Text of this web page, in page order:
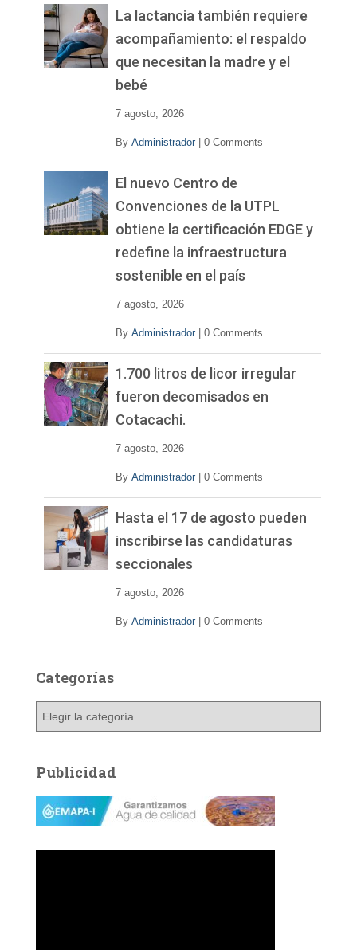
La lactancia también requiere
acompañamiento: el respaldo
que necesitan la madre y el
bebé
7 agosto, 2026
By Administrador 0 Comments
El nuevo Centro de
Convenciones de la UTPL
obtiene la certificación EDGE y
redefine la infraestructura
sostenible en el país
7 agosto, 2026
By Administrador 0 Comments
1.700 litros de licor irregular
fueron decomisados en
Cotacachi.
7 agosto, 2026
By Administrador 0 Comments
Hasta el 17 de agosto pueden
inscribirse las candidaturas
seccionales
7 agosto, 2026
By Administrador 0 Comments
Categorías
g
o
a
Publicidad